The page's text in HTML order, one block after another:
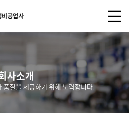
사소개
품질을 제공하기 위해 노력합니다.